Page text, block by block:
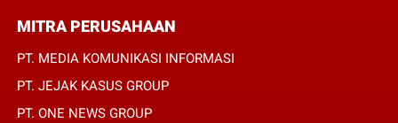
MITRA PERUSAHAAN
PT. MEDIA KOMUNIKASI INFORMASI
PT. JEJAK KASUS GROUP
PT. ONE NEWS GROUP